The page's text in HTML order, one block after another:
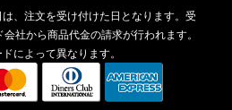
、注文を受け付けた日となります。受
社から商品代金の請求が行われます。
によって異なります。